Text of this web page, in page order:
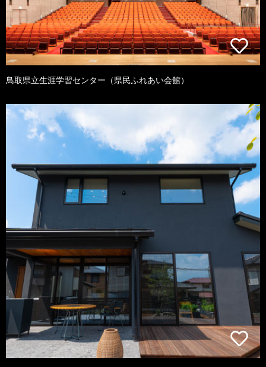
鳥取県立生涯学習センター（県民ふれあい会館）